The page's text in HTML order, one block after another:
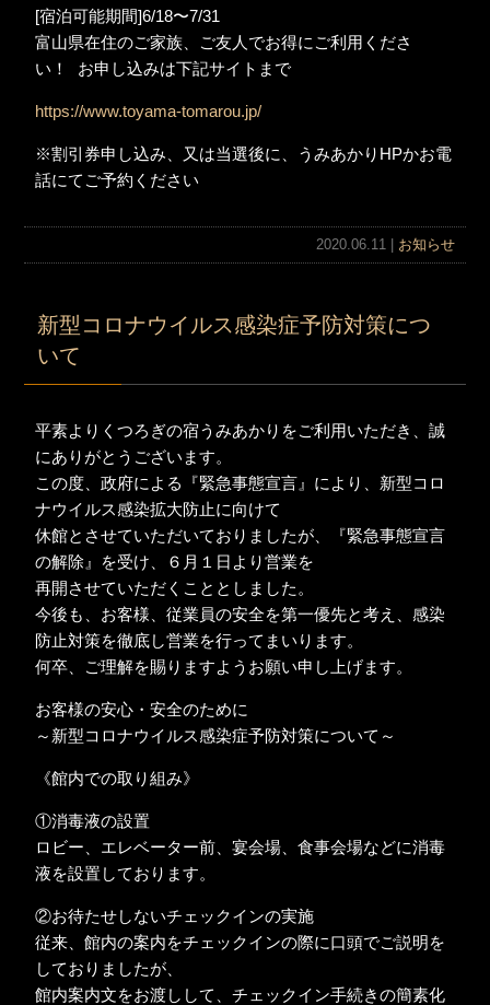
[宿泊可能期間]6/18〜7/31
富山県在住のご家族、ご友人でお得にご利用くださ
い！ お申し込みは下記サイトまで
https://www.toyama-tomarou.jp/
※割引券申し込み、又は当選後に、うみあかりHPかお電
話にてご予約ください
2020.06.11 | お知らせ
新型コロナウイルス感染症予防対策につ
いて
平素よりくつろぎの宿うみあかりをご利用いただき、誠
にありがとうございます。
この度、政府による『緊急事態宣言』により、新型コロ
ナウイルス感染拡大防止に向けて
休館とさせていただいておりましたが、『緊急事態宣言
の解除』を受け、６月１日より営業を
再開させていただくこととしました。
今後も、お客様、従業員の安全を第一優先と考え、感染
防止対策を徹底し営業を行ってまいります。
何卒、ご理解を賜りますようお願い申し上げます。
お客様の安心・安全のために
～新型コロナウイルス感染症予防対策について～
《館内での取り組み》
①消毒液の設置
ロビー、エレベーター前、宴会場、食事会場などに消毒
液を設置しております。
②お待たせしないチェックインの実施
従来、館内の案内をチェックインの際に口頭でご説明を
しておりましたが、
館内案内文をお渡しして、チェックイン手続きの簡素化